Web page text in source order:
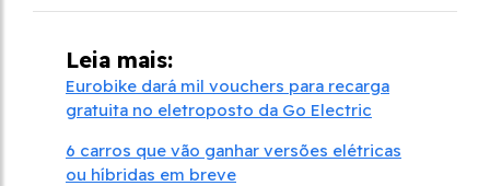
Leia mais:
Eurobike dará mil vouchers para recarga
gratuita no eletroposto da Go Electric
6 carros que vão ganhar versões elétricas
ou híbridas em breve